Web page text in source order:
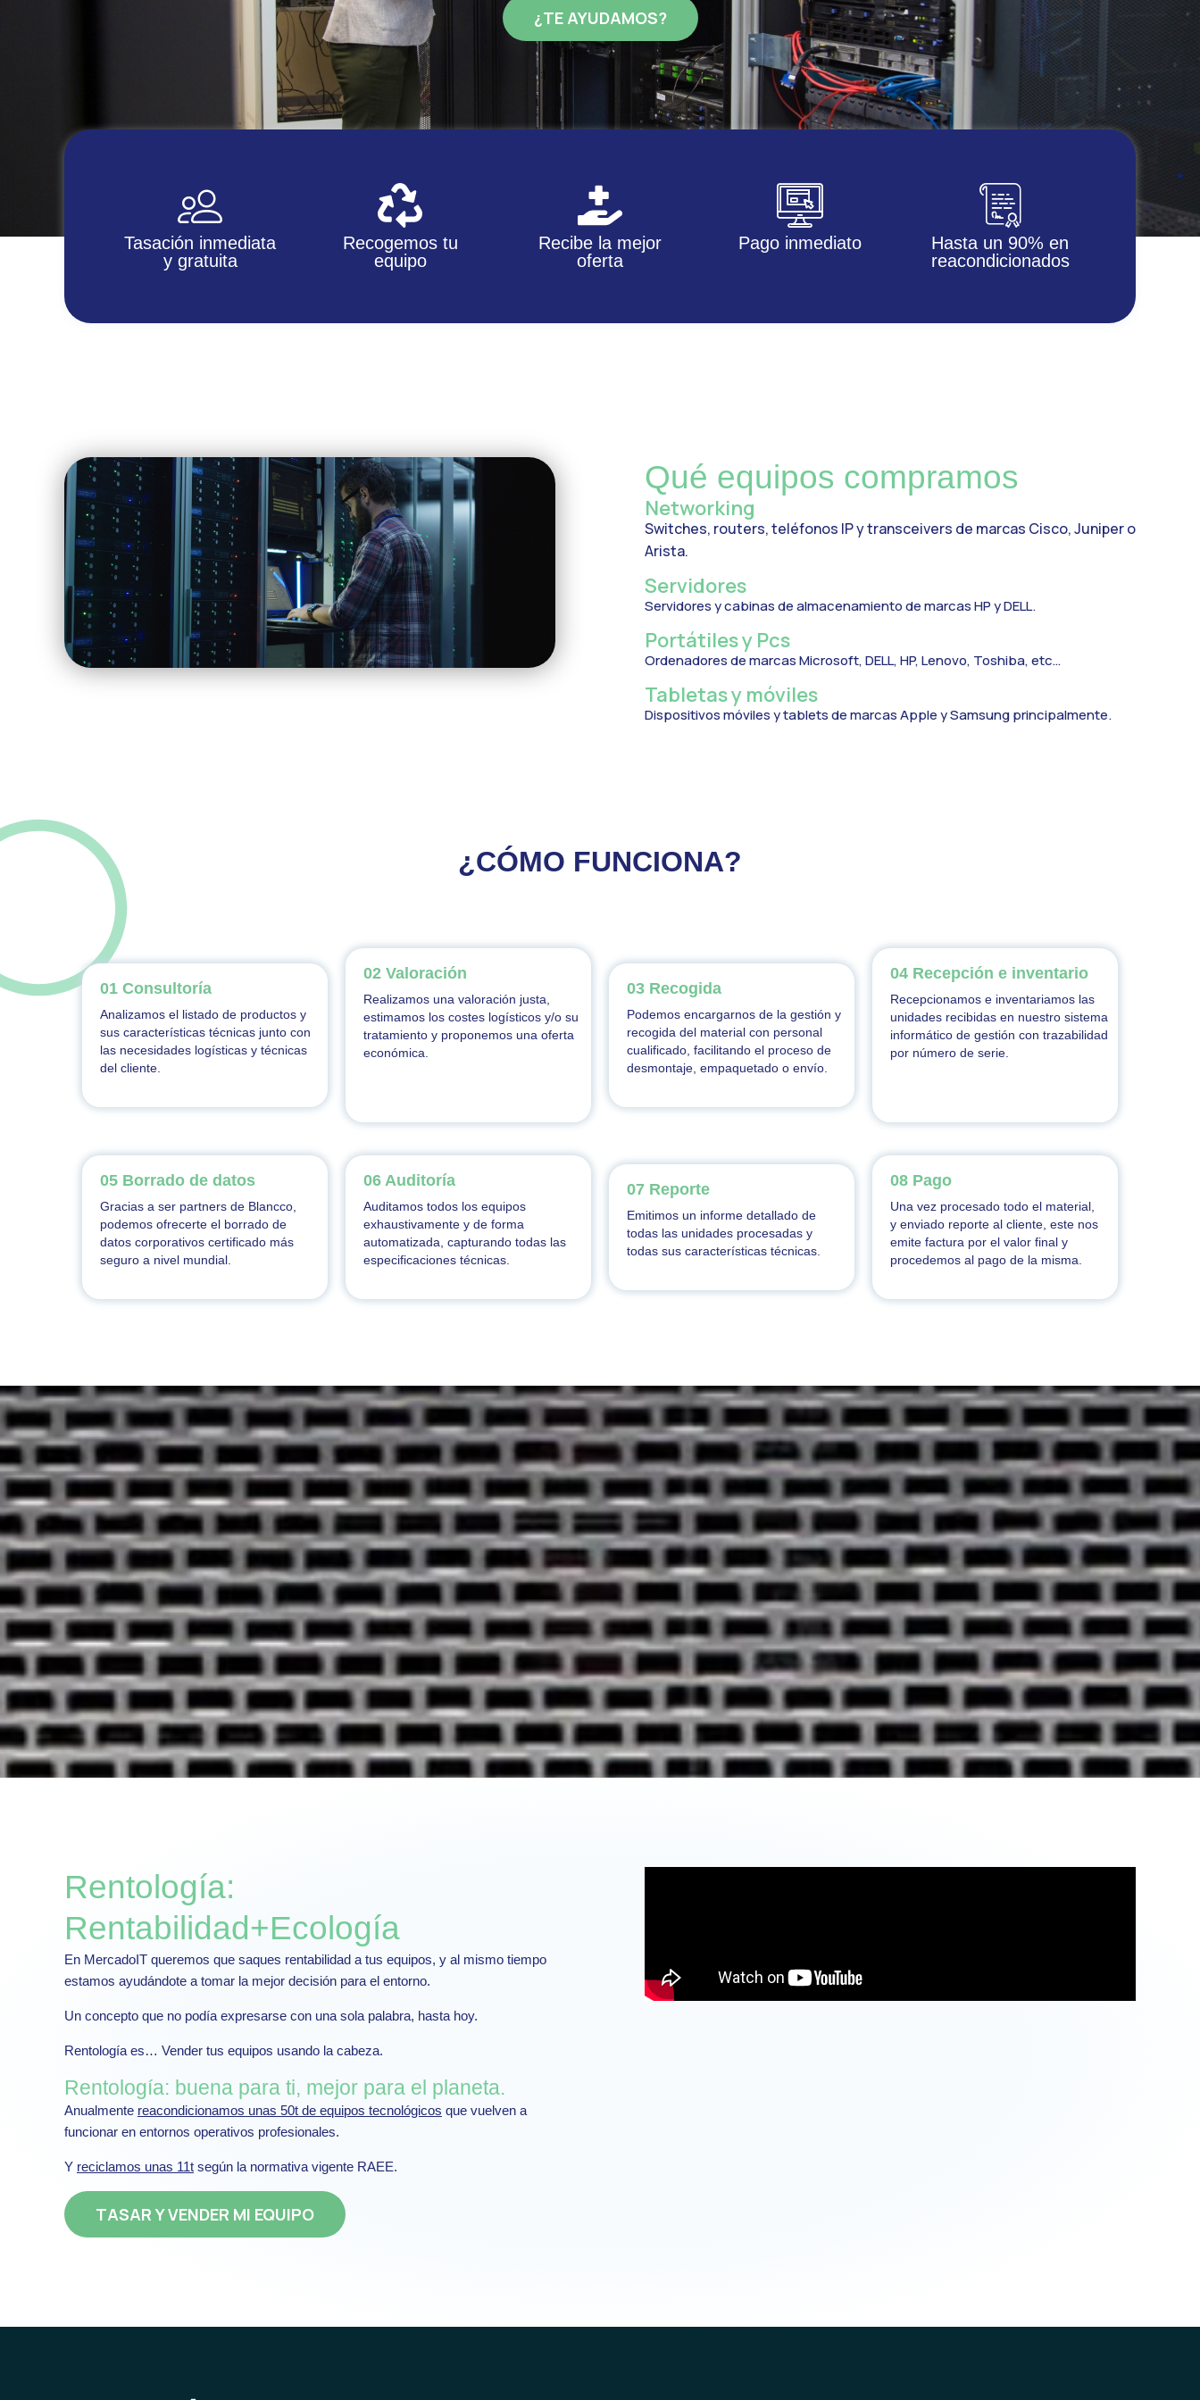
¿TE AYUDAMOS?
Tasación inmediata
y gratuita
Recogemos tu
equipo
Recibe la mejor
oferta
Pago inmediato
Hasta un 90% en
reacondicionados
Qué equipos compramos
Networking
Switches, routers, teléfonos IP y transceivers de marcas Cisco, Juniper o
Arista.
Servidores
Servidores y cabinas de almacenamiento de marcas HP y DELL.
Portátiles y Pcs
Ordenadores de marcas Microsoft, DELL, HP, Lenovo, Toshiba, etc…
Tabletas y móviles
Dispositivos móviles y tablets de marcas Apple y Samsung principalmente.
¿CÓMO FUNCIONA?
01 Consultoría
Analizamos el listado de productos y
sus características técnicas junto con
las necesidades logísticas y técnicas
del cliente.
02 Valoración
Realizamos una valoración justa,
estimamos los costes logísticos y/o su
tratamiento y proponemos una oferta
económica.
03 Recogida
Podemos encargarnos de la gestión y
recogida del material con personal
cualificado, facilitando el proceso de
desmontaje, empaquetado o envío.
04 Recepción e inventario
Recepcionamos e inventariamos las
unidades recibidas en nuestro sistema
informático de gestión con trazabilidad
por número de serie.
05 Borrado de datos
Gracias a ser partners de Blancco,
podemos ofrecerte el borrado de
datos corporativos certificado más
seguro a nivel mundial.
06 Auditoría
Auditamos todos los equipos
exhaustivamente y de forma
automatizada, capturando todas las
especificaciones técnicas.
07 Reporte
Emitimos un informe detallado de
todas las unidades procesadas y
todas sus características técnicas.
08 Pago
Una vez procesado todo el material,
y enviado reporte al cliente, este nos
emite factura por el valor final y
procedemos al pago de la misma.
Rentología:
Rentabilidad+Ecología
En MercadoIT queremos que saques rentabilidad a tus equipos, y al mismo tiempo
estamos ayudándote a tomar la mejor decisión para el entorno.
Un concepto que no podía expresarse con una sola palabra, hasta hoy.
Rentología es… Vender tus equipos usando la cabeza.
Rentología: buena para ti, mejor para el planeta.
Anualmente reacondicionamos unas 50t de equipos tecnológicos que vuelven a
funcionar en entornos operativos profesionales.
Y reciclamos unas 11t según la normativa vigente RAEE.
TASAR Y VENDER MI EQUIPO